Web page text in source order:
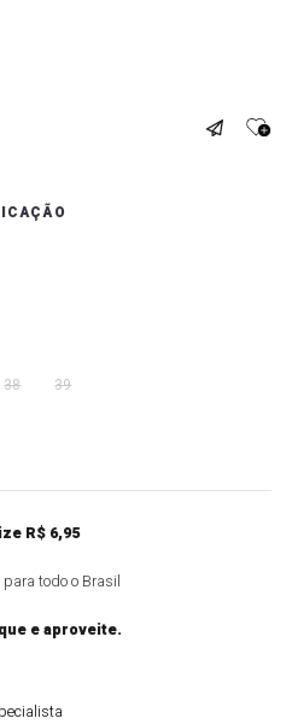
38 39
R$ 6,95
todo o Brasil
e aproveite.